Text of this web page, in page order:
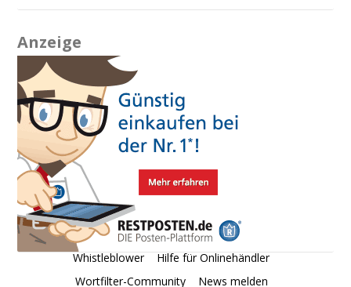
Anzeige
Whistleblower
Hilfe für Onlinehändler
Wortfilter-Community
News melden